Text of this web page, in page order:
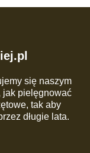
się naszym
jak pielęgnować
tak aby
długie lata.